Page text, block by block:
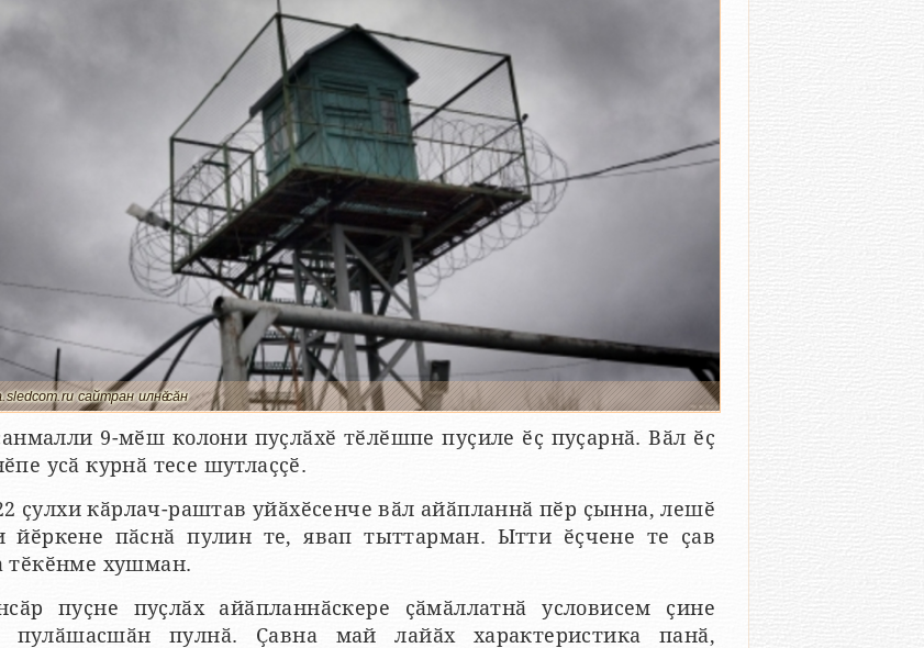
сайтран илнӗ сӑн
9-мӗш колони пуҫлӑхӗ тӗлӗшпе пуҫиле ӗҫ пуҫарнӑ. Вӑл ӗҫ
усӑ курнӑ тесе шутлаҫҫӗ.
ҫулхи кӑрлач-раштав уйӑхӗсенче вӑл айӑпланнӑ пӗр ҫынна, лешӗ
йӗркене пӑснӑ пулин те, явап тыттарман. Ытти ӗҫчене те ҫав
тӗкӗнме хушман.
пуҫне пуҫлӑх айӑпланнӑскере ҫӑмӑллатнӑ условисем ҫине
пулӑшасшӑн пулнӑ. Ҫавна май лайӑх характеристика панӑ,